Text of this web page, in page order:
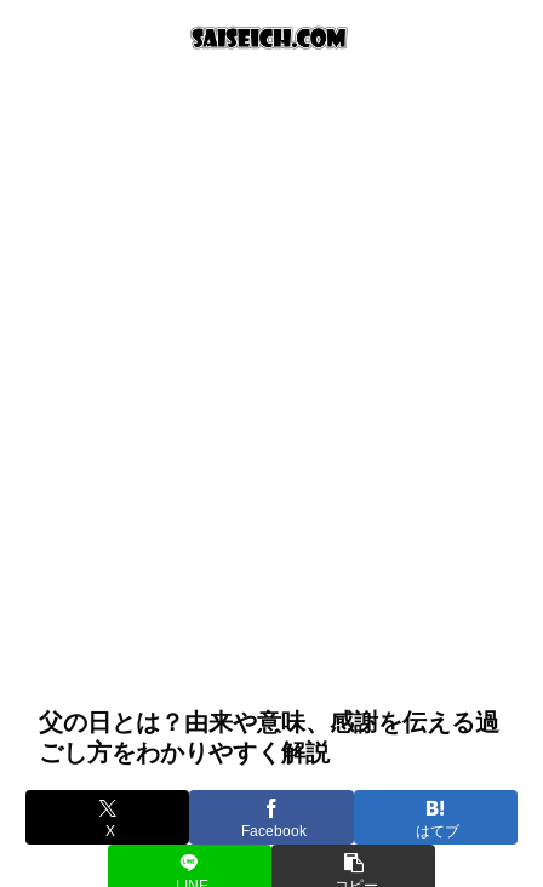
父の日とは？由来や意味、感謝を伝える過
ごし方をわかりやすく解説
X Facebook はてブ